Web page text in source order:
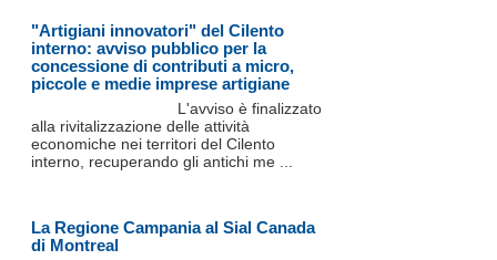
"Artigiani innovatori" del Cilento
interno: avviso pubblico per la
concessione di contributi a micro,
piccole e medie imprese artigiane
L'avviso è finalizzato
alla rivitalizzazione delle attività
economiche nei territori del Cilento
interno, recuperando gli antichi me ...
La Regione Campania al Sial Canada
di Montreal